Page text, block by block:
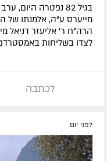
בגיל 82 נפטרה
מייערס ע"ה, אלמנתו של
הרה"ח ר' אליעזר דניאל
לצדו בשליחות
לכתבה
לפני יום